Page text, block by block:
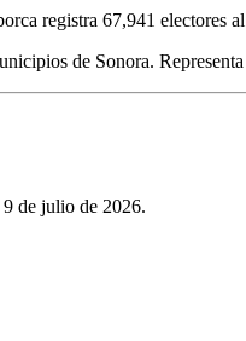
registra 67,941 electores al
de Sonora.
de julio de 2026.